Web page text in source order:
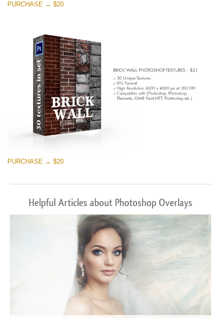
PURCHASE → $20
PURCHASE → $20
Helpful Articles about Photoshop Overlays